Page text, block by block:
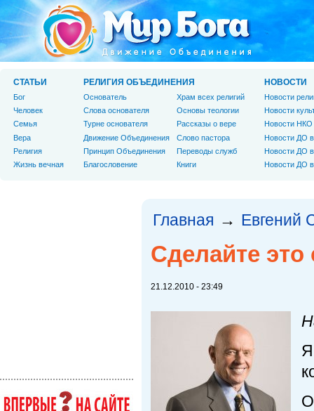
Главная → Евгений
Сделайте это
21.12.2010 - 23:49
СТАТЬИ
Бог
Человек
Cемья
Вера
Религия
Жизнь вечная
РЕЛИГИЯ ОБЪЕДИНЕНИЯ
Основатель
Слова основателя
Турне основателя
Движение Объединения
Принцип Объединения
Благословение
Храм всех религий
Основы теологии
Рассказы о вере
Слово пастора
Переводы служб
Книги
НОВОСТИ
Новости
Новости
Новости НКО
Новости ДО
Новости ДО
Новости ДО